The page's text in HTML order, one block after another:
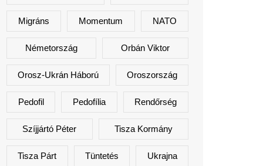
Migráns Momentum NATO
Németország Orbán Viktor
Orosz-Ukrán Háború Oroszország
Pedofil Pedofília Rendőrség
Szíjjártó Péter Tisza Kormány
Tisza Párt Tüntetés Ukrajna